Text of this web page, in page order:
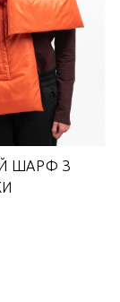
ШАРФ З